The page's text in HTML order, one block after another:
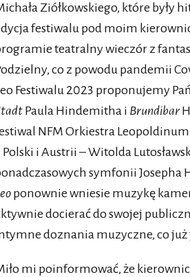
Ziółkowskiego, które były
festiwalu pod moim
teatralny wieczór z
co z powodu pandemii
Festiwalu 2023 proponujemy
Paula Hindemitha i Brundibar
NFM Orkiestra
Polski i Austrii – Witolda
symfonii Josepha
ponownie wniesie muzykę
docierać do swojej
doznania muzyczne, co już
mi poinformować, że